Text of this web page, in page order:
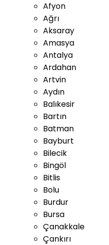
Afyon
Ağrı
Aksaray
Amasya
Antalya
Ardahan
Artvin
Aydın
Balıkesir
Bartın
Batman
Bayburt
Bilecik
Bingöl
Bitlis
Bolu
Burdur
Bursa
Çanakkale
Çankırı